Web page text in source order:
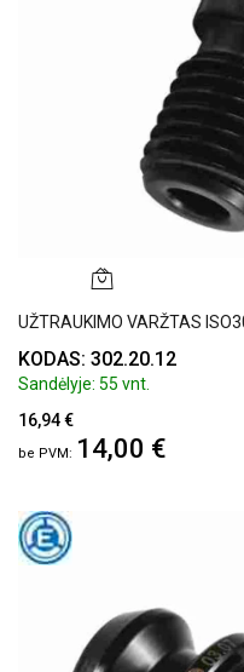
UŽTRAUKIMO VARŽTAS
KODAS: 302.20.12
Sandėlyje: 55 vnt.
16,94 €
14,00 €